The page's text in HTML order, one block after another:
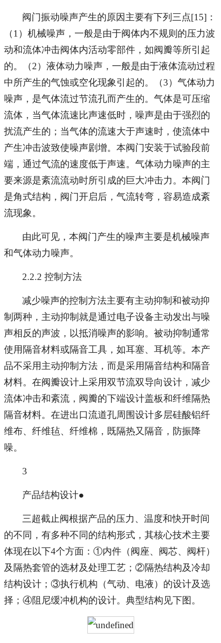
阀门振动噪声产生的原因主要有下列三点[15]：
（1）机械噪声，一般是由于阀体内不规则的压力波
动和流体冲击阀体内活动零部件，如阀瓣等所引起
的。（2）液体动力噪声，一般是由于液体流动过程
中所产生的气蚀或空化现象引起的。（3）气体动力
噪声，是气体流过节流孔而产生的。气体是可压缩
流体，当气体流速比声速低时，噪声是由于强烈的
扰流产生的；当气体的流速大于声速时，使流体中
产生冲击波致使噪声剧增。本阀门安装于试验段前
端，通过气流的速度低于声速。气体动力噪声的主
要来源是紊流流动时所引成的巨大冲击力。本阀门
是角式结构，阀门开启后，气流转弯，容易造成紊
流现象。
由此可见，本阀门产生的噪声主要是机械噪声
和气体动力噪声。
2.2.2 控制方法
减少噪声的控制方法主要有主动抑制和被动抑
制两种，主动抑制就是通过电子设备主动发出与噪
声相反的声波，以抵消噪声的影响。被动抑制通常
使用隔音材料或隔音工具，如耳塞、耳机等。本产
品不采用主动抑制方法，而是采用隔音结构和隔音
材料。在阀瓣设计上采用双节流双导向设计，减少
流体冲击和紊流，阀瓣的下端设计盖板和纤维隔热
隔音材料。在进出口流道孔周围设计多层硅酸铝纤
维布、纤维毡、纤维棉，既隔热又隔音，防振降
噪。
3
产品结构设计●
三超截止阀根据产品的压力、温度和快开时间
的不同，有多种不同的结构形式，其核心技术主要
体现在以下4个方面：①内件（阀座、阀芯、阀杆）
及隔热套管的选材及处理工艺；②隔热结构及冷却
结构设计；③执行机构（气动、电液）的设计及选
择；④阻尼缓冲机构的设计。典型结构见下图。